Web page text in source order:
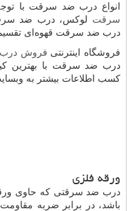
انواع درب ضد سرقت با
سرقت لوکس، درب ضد
درب ضد سرقت قهوه‌ای
فروشگاه اینترنتی فروش
درب ضد سرقت با بهترین
کسب اطلاعات بیشتر به
ورقه فلزی
درب ضد سرقتی که حاوی
باشد، در برابر ضربه